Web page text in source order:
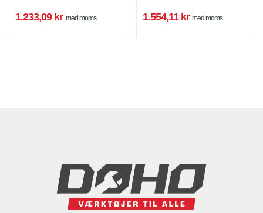
1.233,09 kr med moms 1.554,11 kr med moms